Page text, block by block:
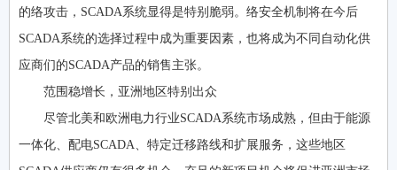
的络攻击，SCADA系统显得是特别脆弱。络安全机制将在今后
SCADA系统的选择过程中成为重要因素，也将成为不同自动化供
应商们的SCADA产品的销售主张。
范围稳增长，亚洲地区特别出众
尽管北美和欧洲电力行业SCADA系统市场成熟，但由于能源
一体化、配电SCADA、特定迁移路线和扩展服务，这些地区